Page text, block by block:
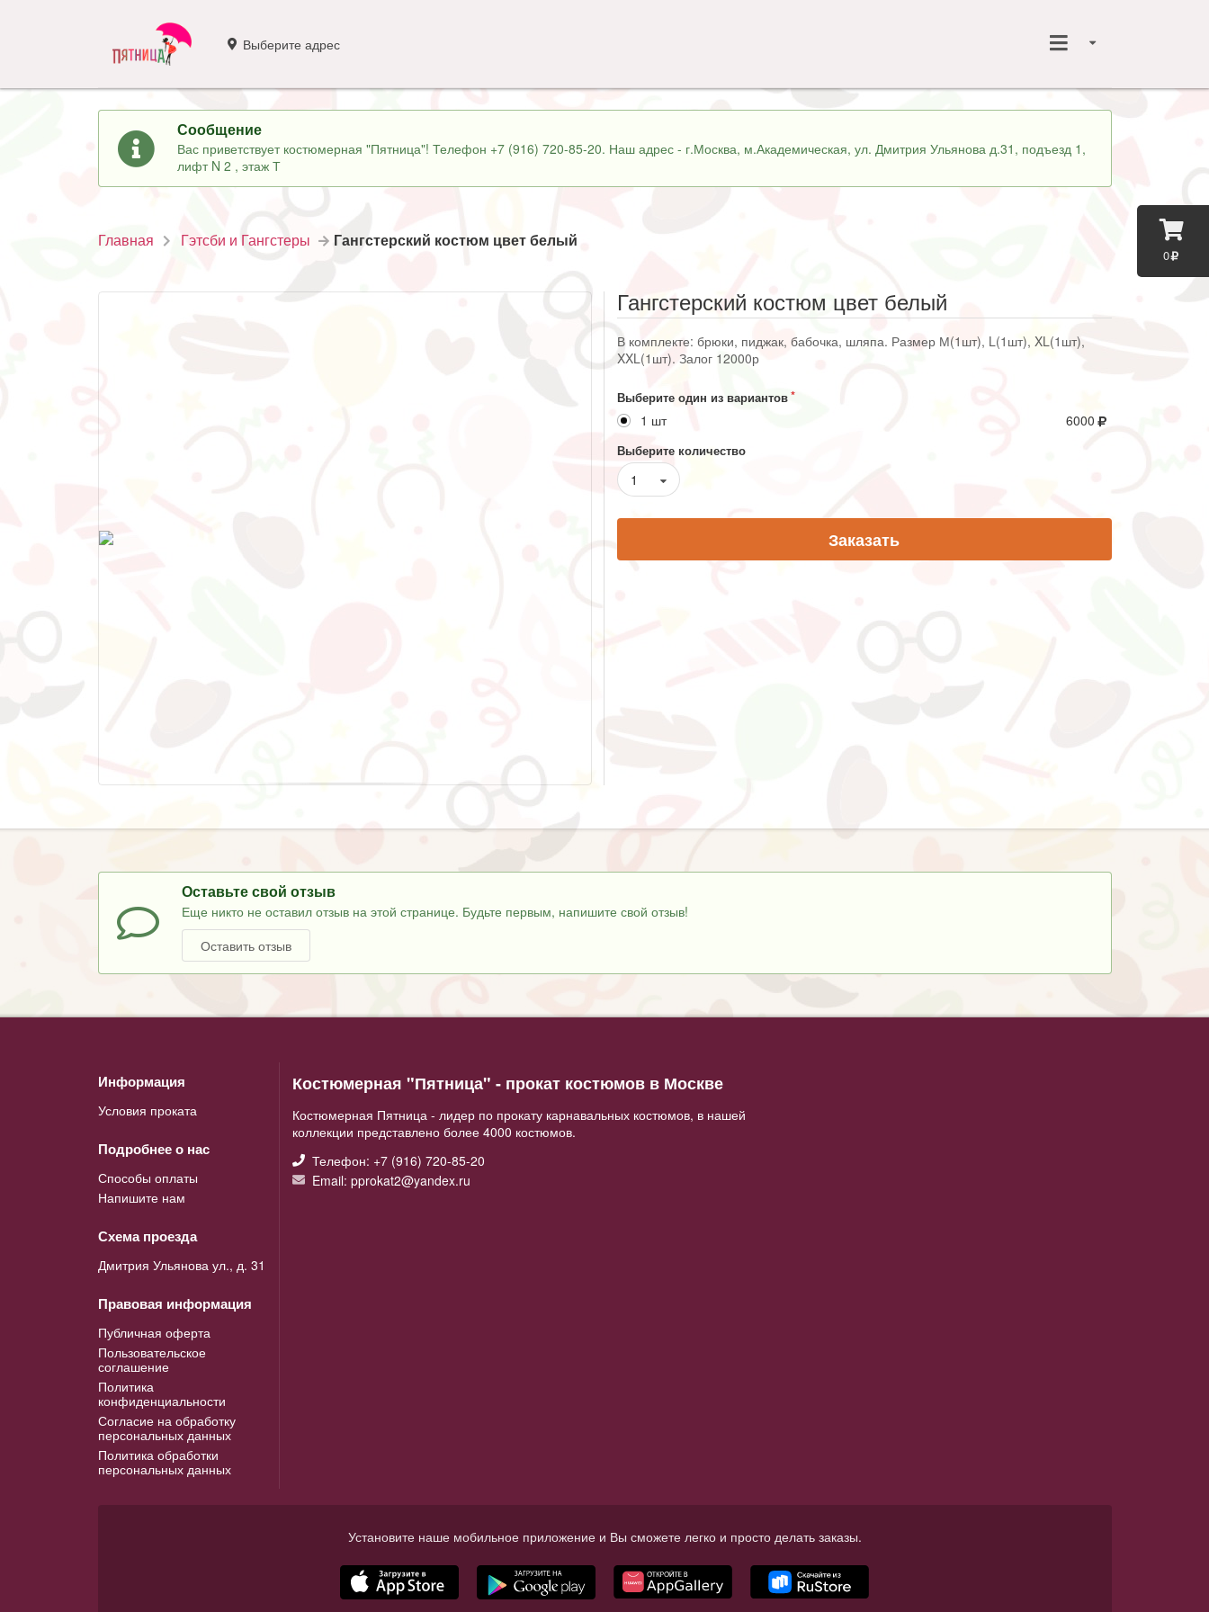
0
Выберите адрес
Сообщение
Вас приветствует костюмерная "Пятница"! Телефон +7 (916) 720-85-20. Наш адрес - г.Москва, м.Академическая, ул. Дмитрия Ульянова д.31, подъезд 1,
лифт N 2 , этаж Т
Главная Гэтсби и Гангстеры Гангстерский костюм цвет белый
Гангстерский костюм цвет белый
В комплекте: брюки, пиджак, бабочка, шляпа. Размер М(1шт), L(1шт), XL(1шт),
XXL(1шт). Залог 12000р
Выберите один из вариантов
1 шт 6000
Выберите количество
1
Заказать
Оставьте свой отзыв
Еще никто не оставил отзыв на этой странице. Будьте первым, напишите свой отзыв!
Оставить отзыв
Информация
Условия проката
Подробнее о нас
Способы оплаты
Напишите нам
Схема проезда
Дмитрия Ульянова ул., д. 31
Правовая информация
Публичная оферта
Пользовательское
соглашение
Политика
конфиденциальности
Согласие на обработку
персональных данных
Политика обработки
персональных данных
Костюмерная "Пятница" - прокат костюмов в Москве
Костюмерная Пятница - лидер по прокату карнавальных костюмов, в нашей
коллекции представлено более 4000 костюмов.
Телефон: +7 (916) 720-85-20
Email: pprokat2@yandex.ru
Установите наше мобильное приложение и Вы сможете легко и просто делать заказы.